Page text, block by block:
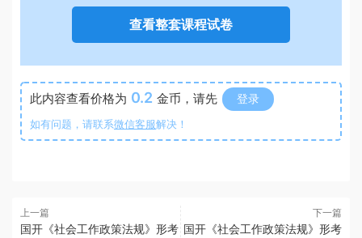
查看整套课程试卷
此内容查看价格为 0.2 金币，请先 登录
如有问题，请联系微信客服解决！
上一篇
国开《社会工作政策法规》形考
下一篇
国开《社会工作政策法规》形考